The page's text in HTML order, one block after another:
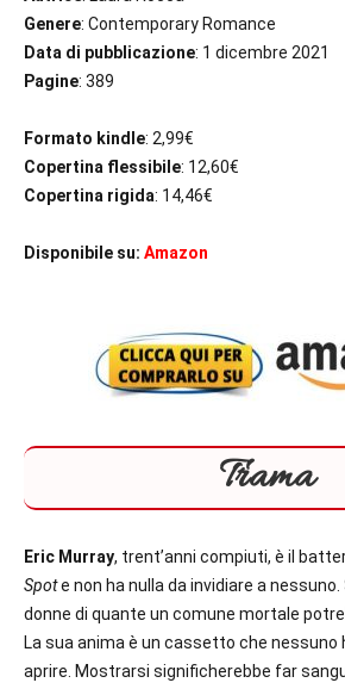
Genere: Contemporary Romance
Data di pubblicazione: 1 dicembre 2021
Pagine: 389
Formato kindle: 2,99€
Copertina flessibile: 12,60€
Copertina rigida: 14,46€
Disponibile su: Amazon
Trama
Eric Murray, trent’anni compiuti, è il
Spote non ha nulla da invidiare a
donne di quante un comune mortale
La sua anima è un cassetto che nessuno
aprire. Mostrarsi significherebbe far